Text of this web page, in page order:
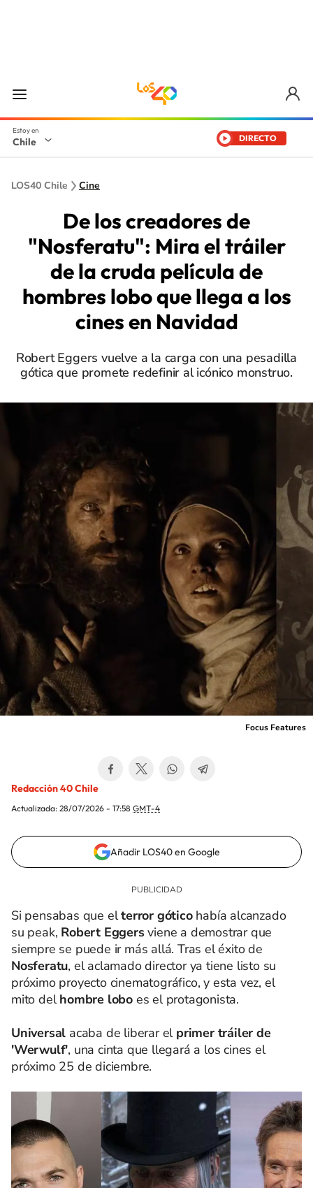
Chile DIRECTO
LOS40 Chile Cine
De los creadores de
"Nosferatu": Mira el tráiler
de la cruda película de
hombres lobo que llega a los
cines en Navidad
Robert Eggers vuelve a la carga con una pesadilla
gótica que promete redefinir al icónico monstruo.
Focus Features
Redacción 40 Chile
Actualizada: 28/07/2026 - 17:58 GMT-4
Añadir LOS40 en Google
Si pensabas que elterror góticohabía alcanzado
su peak, Robert Eggersviene a demostrar que
siempre se puede ir más allá. Tras el éxito de
Nosferatu, el aclamado director ya tiene listo su
próximo proyecto cinematográfico, y esta vez, el
mito delhombre lobo es el protagonista.
Universal acaba de liberar el primer tráiler de
'Werwulf', una cinta que llegará a los cines el
próximo 25 de diciembre.